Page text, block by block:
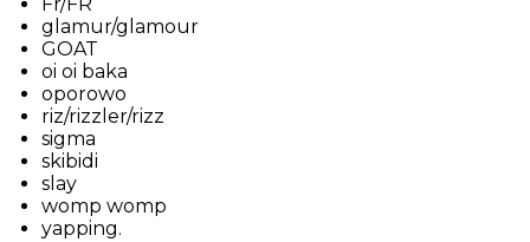
Fr/FR
glamur/glamour
GOAT
oi oi baka
oporowo
riz/rizzler/rizz
sigma
skibidi
slay
womp womp
yapping.